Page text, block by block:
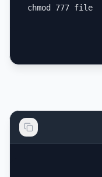
chmod 777 file